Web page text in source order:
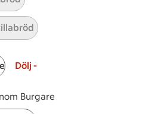
Dölj -
Burgare
kommentarer